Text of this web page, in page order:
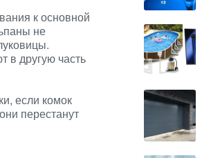
к основной
не
в другую часть
если комок
перестанут